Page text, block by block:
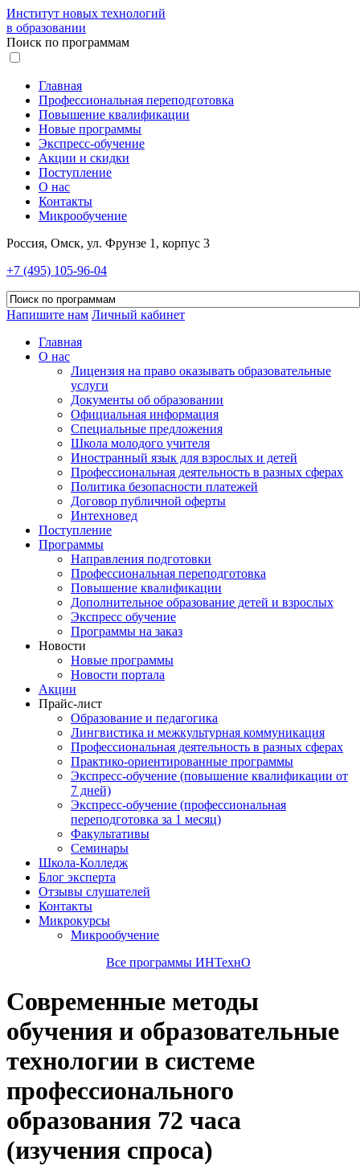
Институт новых технологий
в образовании
Поиск по программам
Главная
Профессиональная переподготовка
Повышение квалификации
Новые программы
Экспресс-обучение
Акции и скидки
Поступление
О нас
Контакты
Микрообучение
Россия, Омск, ул. Фрунзе 1, корпус 3
+7 (495) 105-96-04
Напишите нам Личный кабинет
Главная
О нас
Лицензия на право оказывать образовательные
услуги
Документы об образовании
Официальная информация
Специальные предложения
Школа молодого учителя
Иностранный язык для взрослых и детей
Профессиональная деятельность в разных сферах
Политика безопасности платежей
Договор публичной оферты
Интехновед
Поступление
Программы
Направления подготовки
Профессиональная переподготовка
Повышение квалификации
Дополнительное образование детей и взрослых
Экспресс обучение
Программы на заказ
Новости
Новые программы
Новости портала
Акции
Прайс-лист
Образование и педагогика
Лингвистика и межкультурная коммуникация
Профессиональная деятельность в разных сферах
Практико-ориентированные программы
Экспресс-обучение (повышение квалификации от
7 дней)
Экспресс-обучение (профессиональная
переподготовка за 1 месяц)
Факультативы
Семинары
Школа-Колледж
Блог эксперта
Отзывы слушателей
Контакты
Микрокурсы
Микрообучение
Все программы ИНТехнО
Современные методы
обучения и образовательные
технологии в системе
профессионального
образования 72 часа
(изучения спроса)